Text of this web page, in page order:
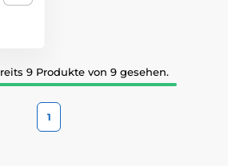
9 Produkte von 9 gesehen.
1